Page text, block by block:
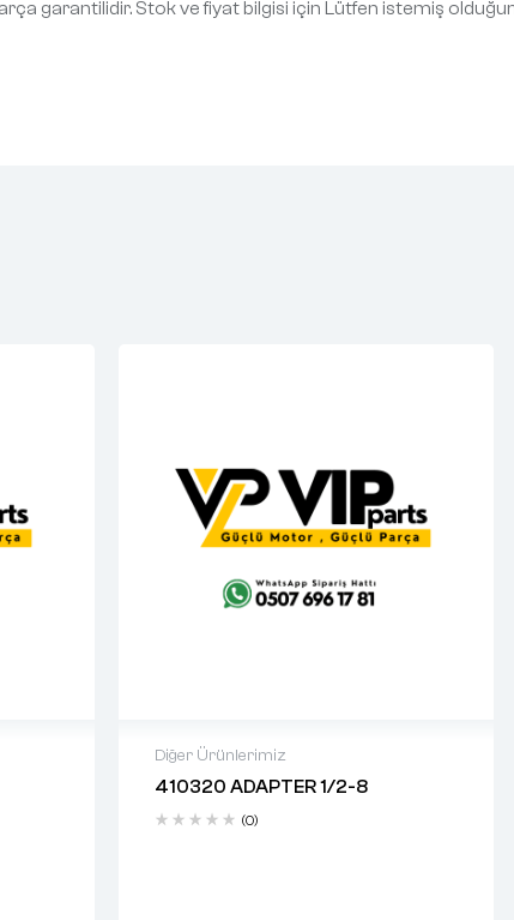
garantilidir. Stok ve fiyat bilgisi için Lütfen istemiş
Diğer Ürünlerimiz
410320 ADAPTER 1/2-8
(0)
2 years warranty
Delivery time: 1-2 business days